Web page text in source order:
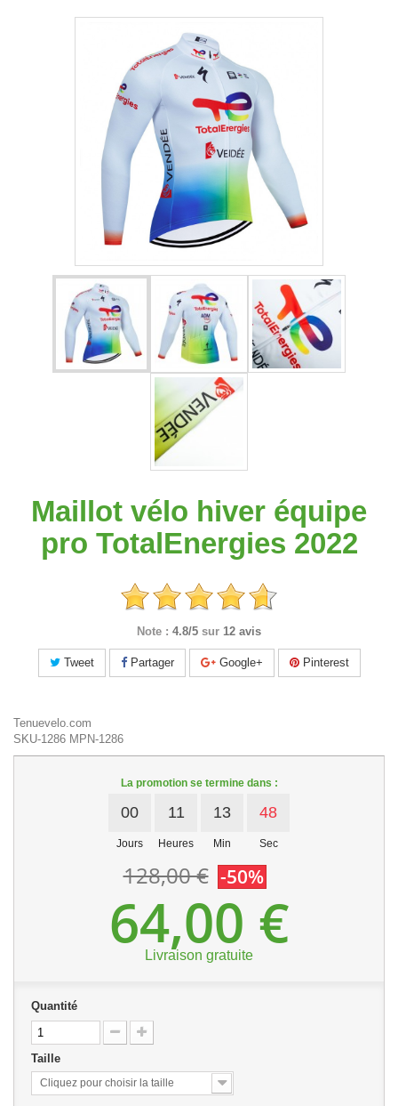
Maillot vélo hiver équipe
pro TotalEnergies 2022
Note : 4.8/5 sur 12 avis
Tweet Partager Google+ Pinterest
Tenuevelo.com
SKU-1286 MPN-1286
La promotion se termine dans :
00
Jours
11
Heures
13
Min
48
Sec
128,00 € -50%
64,00 €
Livraison gratuite
Quantité
Taille
Cliquez pour choisir la taille